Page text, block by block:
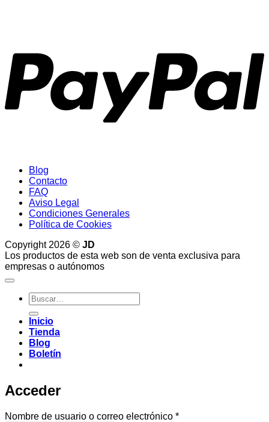
Blog
Contacto
FAQ
Aviso Legal
Condiciones Generales
Política de Cookies
Copyright 2026 © JD
Los productos de esta web son de venta exclusiva para
empresas o autónomos
Buscar
por:
Inicio
Tienda
Blog
Boletín
Acceder
Nombre de usuario o correo electrónico *Obligatorio